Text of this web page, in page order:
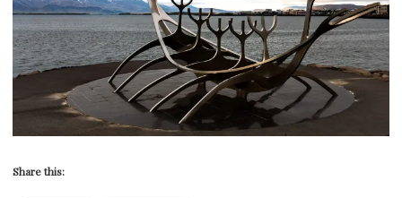
Share this: